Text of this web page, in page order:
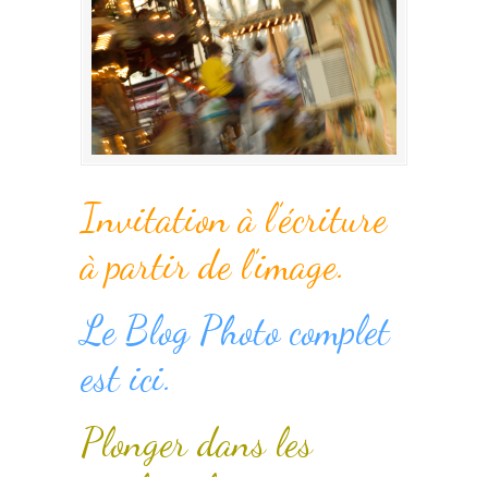
Invitation à l’écriture
à partir de l’image.
Le Blog Photo complet
est ici.
Plonger dans les